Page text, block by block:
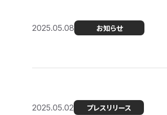
2025.05.08 お知らせ
2025.05.02 プレスリリース